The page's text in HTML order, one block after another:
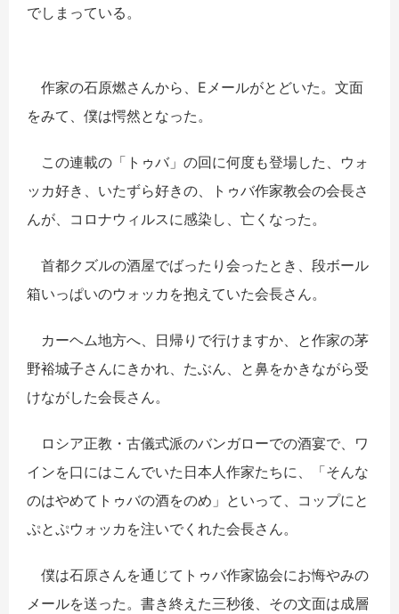
でしまっている。
作家の石原燃さんから、Eメールがとどいた。文面
をみて、僕は愕然となった。
この連載の「トゥバ」の回に何度も登場した、ウォ
ッカ好き、いたずら好きの、トゥバ作家教会の会長さ
んが、コロナウィルスに感染し、亡くなった。
首都クズルの酒屋でばったり会ったとき、段ボール
箱いっぱいのウォッカを抱えていた会長さん。
カーヘム地方へ、日帰りで行けますか、と作家の茅
野裕城子さんにきかれ、たぶん、と鼻をかきながら受
けながした会長さん。
ロシア正教・古儀式派のバンガローでの酒宴で、ワ
インを口にはこんでいた日本人作家たちに、「そんな
のはやめてトゥバの酒をのめ」といって、コップにと
ぷとぷウォッカを注いでくれた会長さん。
僕は石原さんを通じてトゥバ作家協会にお悔やみの
メールを送った。書き終えた三秒後、その文面は成層